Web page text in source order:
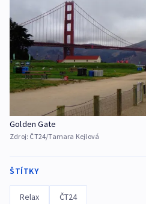
Golden Gate
Zdroj: ČT24/Tamara Kejlová
ŠTÍTKY
Relax ČT24